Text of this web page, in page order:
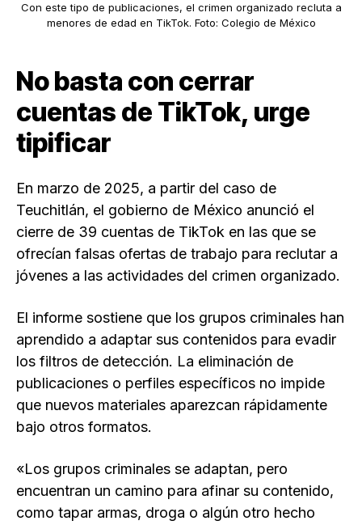
Con este tipo de publicaciones, el crimen organizado recluta a
menores de edad en TikTok. Foto: Colegio de México
No basta con cerrar
cuentas de TikTok, urge
tipificar
En marzo de 2025, a partir del caso de
Teuchitlán, el gobierno de México anunció el
cierre de 39 cuentas de TikTok en las que se
ofrecían falsas ofertas de trabajo para reclutar a
jóvenes a las actividades del crimen organizado.
El informe sostiene que los grupos criminales han
aprendido a adaptar sus contenidos para evadir
los filtros de detección. La eliminación de
publicaciones o perfiles específicos no impide
que nuevos materiales aparezcan rápidamente
bajo otros formatos.
«Los grupos criminales se adaptan, pero
encuentran un camino para afinar su contenido,
como tapar armas, droga o algún otro hecho